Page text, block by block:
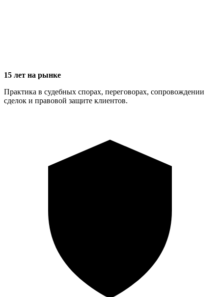
15 лет на рынке
Практика в судебных спорах, переговорах, сопровождении
сделок и правовой защите клиентов.